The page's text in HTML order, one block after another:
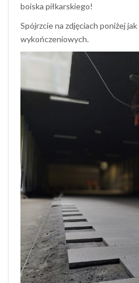
boiska piłkarskiego!
Spójrzcie na zdjęciach poniżej
wykończeniowych.